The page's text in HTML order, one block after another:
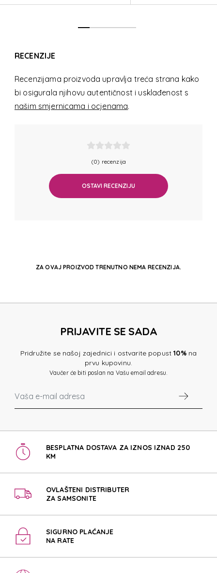
RECENZIJE
Recenzijama proizvoda upravlja treća strana kako
bi osigurala njihovu autentičnost i usklađenost s
našim smjernicama i ocjenama.
(0) recenzija
OSTAVI RECENZIJU
ZA OVAJ PROIZVOD TRENUTNO NEMA RECENZIJA.
PRIJAVITE SE SADA
Pridružite se našoj zajednici i ostvarite popust10%na
prvu kupovinu.
Vaučer će biti poslan na Vašu email adresu.
BESPLATNA DOSTAVA ZA IZNOS IZNAD 250
KM
OVLAŠTENI DISTRIBUTER
ZA SAMSONITE
SIGURNO PLAĆANJE
NA RATE